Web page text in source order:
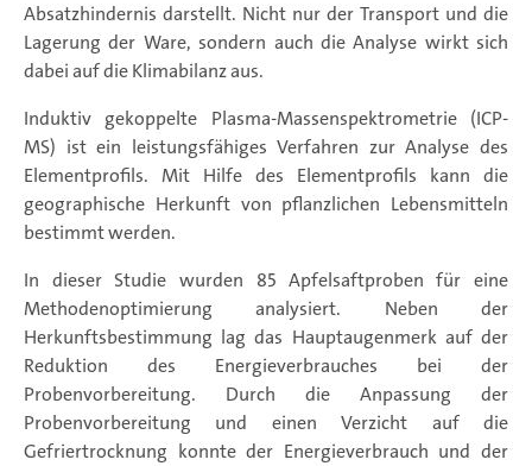
Absatzhindernis darstellt. Nicht nur der Transport und die
Lagerung der Ware, sondern auch die Analyse wirkt sich
dabei auf die Klimabilanz aus.
Induktiv gekoppelte Plasma-Massenspektrometrie (ICP-
MS) ist ein leistungsfähiges Verfahren zur Analyse des
Elementprofils. Mit Hilfe des Elementprofils kann die
geographische Herkunft von pflanzlichen Lebensmitteln
bestimmt werden.
In dieser Studie wurden 85 Apfelsaftproben für eine
Methodenoptimierung analysiert. Neben der
Herkunftsbestimmung lag das Hauptaugenmerk auf der
Reduktion des Energieverbrauches bei der
Probenvorbereitung. Durch die Anpassung der
Probenvorbereitung und einen Verzicht auf die
Gefriertrocknung konnte der Energieverbrauch und der